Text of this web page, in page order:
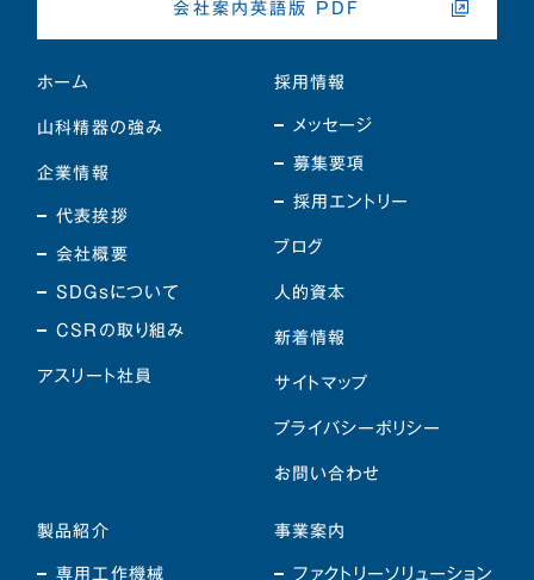
会社案内英語版 PDF
ホーム
山科精器の強み
企業情報
代表挨拶
会社概要
SDGsについて
CSRの取り組み
アスリート社員
事業案内
ファクトリーソリューション
製品紹介
専用工作機械
採用情報
メッセージ
募集要項
採用エントリー
ブログ
人的資本
新着情報
サイトマップ
プライバシーポリシー
お問い合わせ